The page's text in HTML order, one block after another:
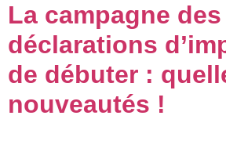
La campagne des
déclarations
de débuter :
nouveautés !